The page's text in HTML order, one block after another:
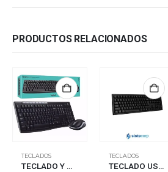
PRODUCTOS RELACIONADOS
TECLADOS
TECLADO Y MOUSE INALAMBRICO NEGRO MK270 LOGITECH (920-004432)
TECLADOS
TECLADO USB GENIUS KB-100 SMART BLACK (31300005401)